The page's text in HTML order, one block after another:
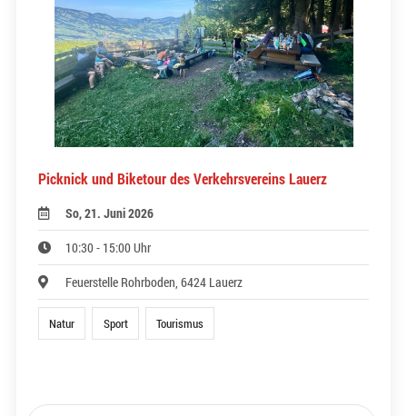
Picknick und Biketour des Verkehrsvereins Lauerz
So, 21. Juni 2026
10:30 - 15:00 Uhr
Feuerstelle Rohrboden, 6424 Lauerz
Natur Sport Tourismus